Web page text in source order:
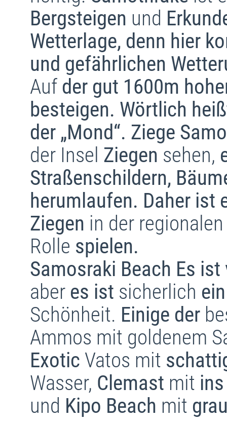
Bergsteigen und
Wetterlage, denn hier
und gefährlichen
Auf der gut 1600m
besteigen. Wörtlich
der „Mond“. Ziege
der Insel Ziegen sehen,
Straßenschildern,
herumlaufen. Daher ist
Ziegen in der
Rolle spielen.
Samosraki Beach Es
aber es ist sicherlich
Schönheit. Einige der
Ammos mit goldenem
Exotic Vatos mit
Wasser, Clemast mit
und Kipo Beach mit